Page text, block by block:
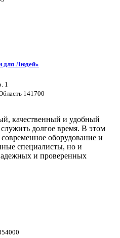
для Людей»
1
141700
качественный и удобный
долгое время. В этом
оборудование и
специалисты, но и
и проверенных